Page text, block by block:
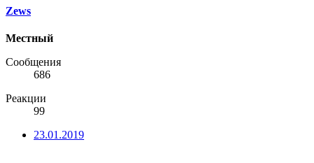
Zews
Местный
Сообщения
686
Реакции
99
23.01.2019